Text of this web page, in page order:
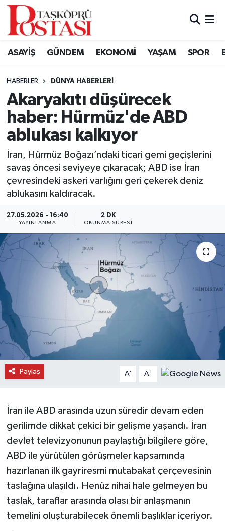
ASAYİŞ GÜNDEM EKONOMİ YAŞAM SPOR
HABERLER DÜNYA HABERLERI
Akaryakıtı düşürecek
haber: Hürmüz'de ABD
ablukası kalkıyor
İran, Hürmüz Boğazı’ndaki ticari gemi geçişlerini
savaş öncesi seviyeye çıkaracak; ABD ise İran
çevresindeki askeri varlığını geri çekerek deniz
ablukasını kaldıracak.
27.05.2026 - 16:40
YAYINLANMA
2 DK
OKUNMA SÜRESI
Paylaş A- A+
İran ile ABD arasında uzun süredir devam eden
gerilimde dikkat çekici bir gelişme yaşandı. İran
devlet televizyonunun paylaştığı bilgilere göre,
ABD ile yürütülen görüşmeler kapsamında
hazırlanan ilk gayriresmi mutabakat çerçevesinin
taslağına ulaşıldı. Henüz nihai hale gelmeyen bu
taslak, taraflar arasında olası bir anlaşmanın
temelini oluşturabilecek önemli başlıklar içeriyor.
Kastamonu Vefat Edenler
Araç Haberleri
Azdavay Haberleri
Bozkurt Haberleri
Çatalzeytin Haberleri
Cide Haberleri
Daday Haberleri
Devrekani Haberleri
Doğanyurt Haberleri
Hanönü Haberleri
İhsangazi Haberleri
İnebolu Haberleri
Merkez Haberleri
Pınarbaşı Haberleri
Şenpazar Haberleri
Seydiler Haberleri